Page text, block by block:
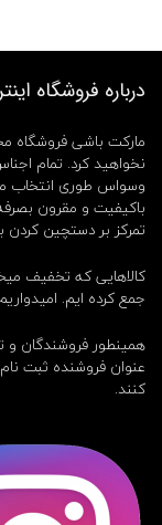
درباره فروشگاه
مارکت باشی فروشگاه
نخواهید کرد. تمام
وسواس طوری انتخاب
باکیفیت و مقرون
تمرکز بر دستچین کردن
کالاهایی که تخفیف
جمع کرده ایم.
همینطور فروشندگان و
عنوان فروشنده ثبت
کنند.